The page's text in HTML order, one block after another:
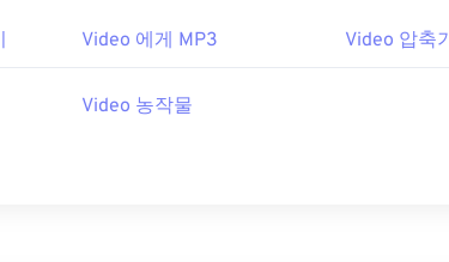
Video 에게 MP3 Video 압축기
Video 농작물